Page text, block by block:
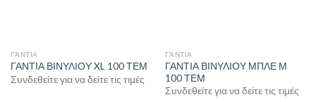
ΓΆΝΤΙΑ
ΓΑΝΤΙΑ ΒΙΝΥΛΙΟΥ XL 100 ΤΕΜ
Συνδεθείτε για να δείτε τις τιμές
ΓΆΝΤΙΑ
ΓΑΝΤΙΑ ΒΙΝΥΛΙΟΥ ΜΠΛΕ Μ
100 ΤΕΜ
Συνδεθείτε για να δείτε τις τιμές